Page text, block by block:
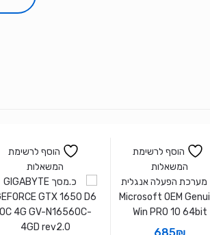
19
הוסף לרשימת
המשאלות
הוסף לרשימת
המשאלות